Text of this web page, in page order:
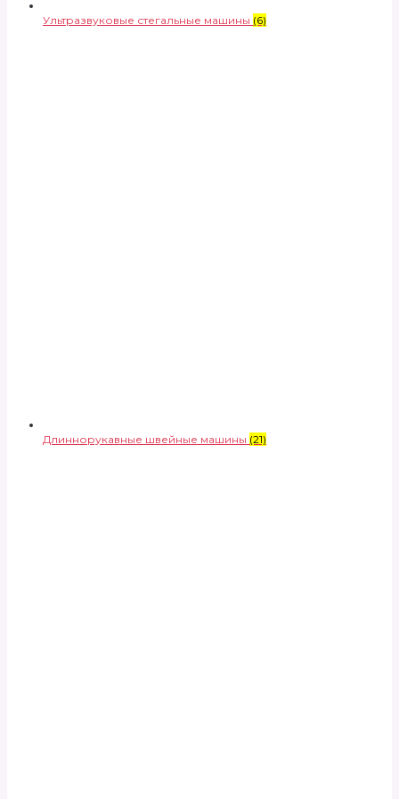
Ультразвуковые стегальные машины (6)
Длиннорукавные швейные машины (21)